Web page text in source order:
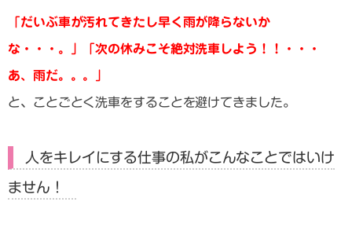
「だいぶ車が汚れてきたし早く雨が降らないか
な・・・。」「次の休みこそ絶対洗車しよう！！・・・
あ、雨だ。。。」
と、ことごとく洗車をすることを避けてきました。
人をキレイにする仕事の私がこんなことではいけ
ません！